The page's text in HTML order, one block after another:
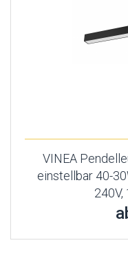
VINEA
einstellbar 40-